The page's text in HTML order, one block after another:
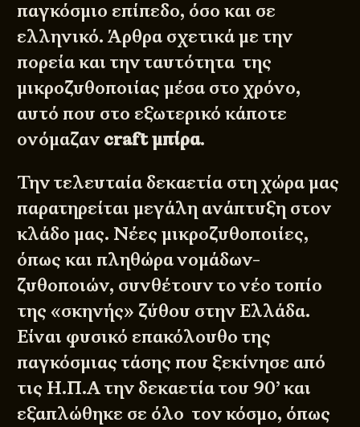
παγκόσμιο επίπεδο, όσο και σε
ελληνικό. Άρθρα σχετικά με την
πορεία και την ταυτότητα της
μικροζυθοποιίας μέσα στο χρόνο,
αυτό που στο εξωτερικό κάποτε
ονόμαζαν craft μπίρα.
Την τελευταία δεκαετία στη χώρα μας
παρατηρείται μεγάλη ανάπτυξη στον
κλάδο μας. Νέες μικροζυθοποιίες,
όπως και πληθώρα νομάδων-
ζυθοποιών, συνθέτουν το νέο τοπίο
της «σκηνής» ζύθου στην Ελλάδα.
Είναι φυσικό επακόλουθο της
παγκόσμιας τάσης που ξεκίνησε από
τις Η.Π.Α την δεκαετία του 90’ και
εξαπλώθηκε σε όλο τον κόσμο, όπως